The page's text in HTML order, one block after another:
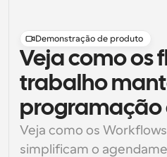
Demonstração de produto
Veja como os
trabalho
programação
Veja como os
simplificam o